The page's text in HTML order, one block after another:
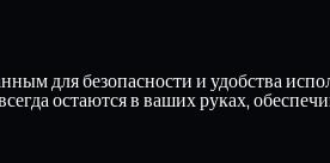
для безопасности и удобства
остаются в ваших руках,